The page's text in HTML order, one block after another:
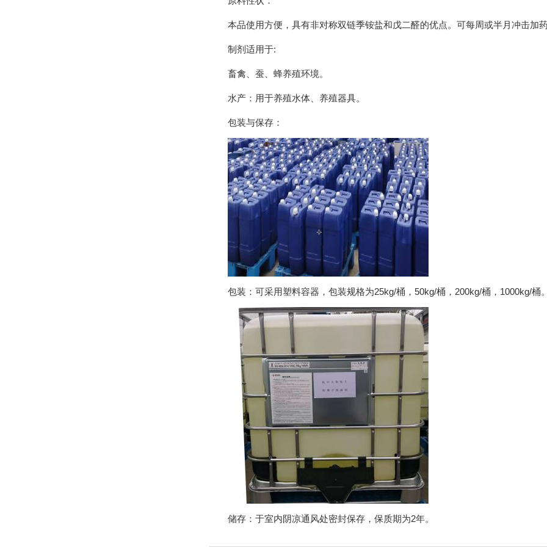
本品使用方便，具有非对称双链季铵盐和戊二醛的优点。可每周或半月冲击加
制剂适用于:
畜禽、蚕、蜂养殖环境。
水产：用于养殖水体、养殖器具。
包装与保存：
包装：可采用塑料容器，包装规格为25kg/桶，50kg/桶，200kg/桶，1000kg/桶
储存：于室内阴凉通风处密封保存，保质期为2年。